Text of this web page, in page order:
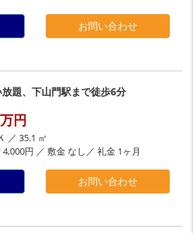
お問い合わせ
題、下山門駅まで徒歩6分
万円
／ 35.1 ㎡
円 ／ 敷金 なし／ 礼金 1ヶ月
お問い合わせ